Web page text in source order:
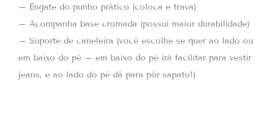
– Engate do punho prático (coloca e trava)
– Acompanha base cromada (possui maior durabilidade)
– Suporte de caneleira (você escolhe se quer ao lado ou
em baixo do pé – em baixo do pé irá facilitar para vestir
jeans, e ao lado do pé dá para pôr sapato!)